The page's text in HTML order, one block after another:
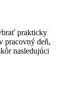
prakticky
pracovný deň,
nasledujúci